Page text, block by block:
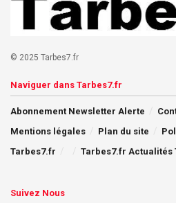
© 2025 Tarbes7.fr
Naviguer dans Tarbes7.fr
Abonnement Newsletter Alerte
Mentions légales
Plan du site
Tarbes7.fr
Tarbes7.fr Actualités
Suivez Nous